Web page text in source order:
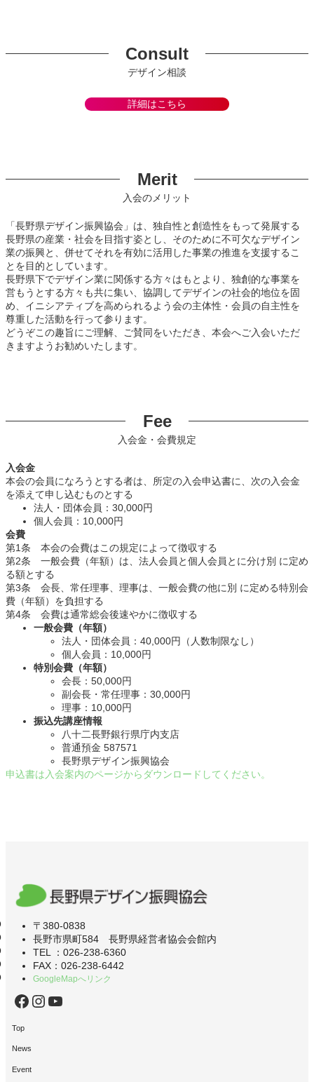
Consult
デザイン相談
詳細はこちら
Merit
入会のメリット
「長野県デザイン振興協会」は、独自性と創造性をもって発展する
長野県の産業・社会を目指す姿とし、そのために不可欠なデザイン
業の振興と、併せてそれを有効に活用した事業の推進を支援するこ
とを目的としています。
長野県下でデザイン業に関係する方々はもとより、独創的な事業を
営もうとする方々も共に集い、協調してデザインの社会的地位を固
め、イニシアティブを高められるよう会の主体性・会員の自主性を
尊重した活動を行って参ります。
どうぞこの趣旨にご理解、ご賛同をいただき、本会へご入会いただ
きますようお勧めいたします。
Fee
入会金・会費規定
入会金
本会の会員になろうとする者は、所定の入会申込書に、次の入会金
を添えて申し込むものとする
法人・団体会員：30,000円
個人会員：10,000円
会費
第1条 本会の会費はこの規定によって徴収する
第2条 一般会費（年額）は、法人会員と個人会員とに分け別 に定め
る額とする
第3条 会長、常任理事、理事は、一般会費の他に別 に定める特別会
費（年額）を負担する
第4条 会費は通常総会後速やかに徴収する
一般会費（年額）
法人・団体会員：40,000円（人数制限なし）
個人会員：10,000円
特別会費（年額）
会長：50,000円
副会長・常任理事：30,000円
理事：10,000円
振込先講座情報
八十二長野銀行県庁内支店
普通預金 587571
長野県デザイン振興協会
申込書は入会案内のページからダウンロードしてください。
〒380-0838
長野市県町584 長野県経営者協会会館内
TEL ：026-238-6360
FAX：026-238-6442
GoogleMapへリンク
Facebook Instagram YouTube
Top
News
Event